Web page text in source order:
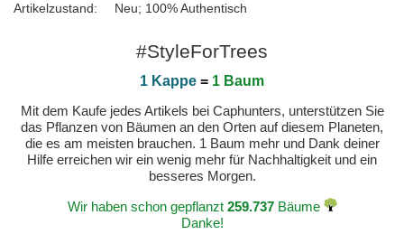
Artikelzustand:
Neu; 100% Authentisch
#StyleForTrees
1 Kappe = 1 Baum
Mit dem Kaufe jedes Artikels bei Caphunters, unterstützen Sie
das Pflanzen von Bäumen an den Orten auf diesem Planeten,
die es am meisten brauchen. 1 Baum mehr und Dank deiner
Hilfe erreichen wir ein wenig mehr für Nachhaltigkeit und ein
besseres Morgen.
Wir haben schon gepflanzt 259.737Bäume
Danke!